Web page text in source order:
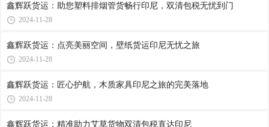
鑫辉跃货运：助您塑料排烟管货畅行印尼，双清包税无忧到门
2024-11-28
鑫辉跃货运：点亮美丽空间，壁纸货运印尼无忧之旅
2024-11-28
鑫辉跃货运：匠心护航，木质家具印尼之旅的完美落地
2024-11-28
鑫辉跃货运：精准助力艾草货物双清包税直达印尼